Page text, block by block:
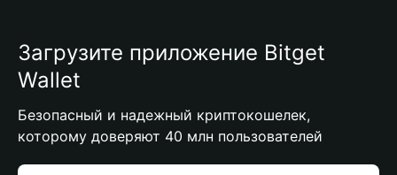
Загрузите приложение Bitget
Wallet
Безопасный и надежный криптокошелек,
которому доверяют 40 млн пользователей